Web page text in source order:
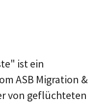
ist ein
ASB Migration &
von geflüchteten